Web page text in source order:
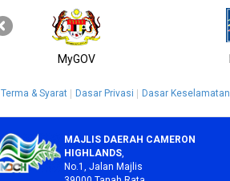
MyGOV
Terma & Syarat Dasar Privasi Dasar Keselamatan
MAJLIS DAERAH CAMERON
HIGHLANDS,
No.1, Jalan Majlis